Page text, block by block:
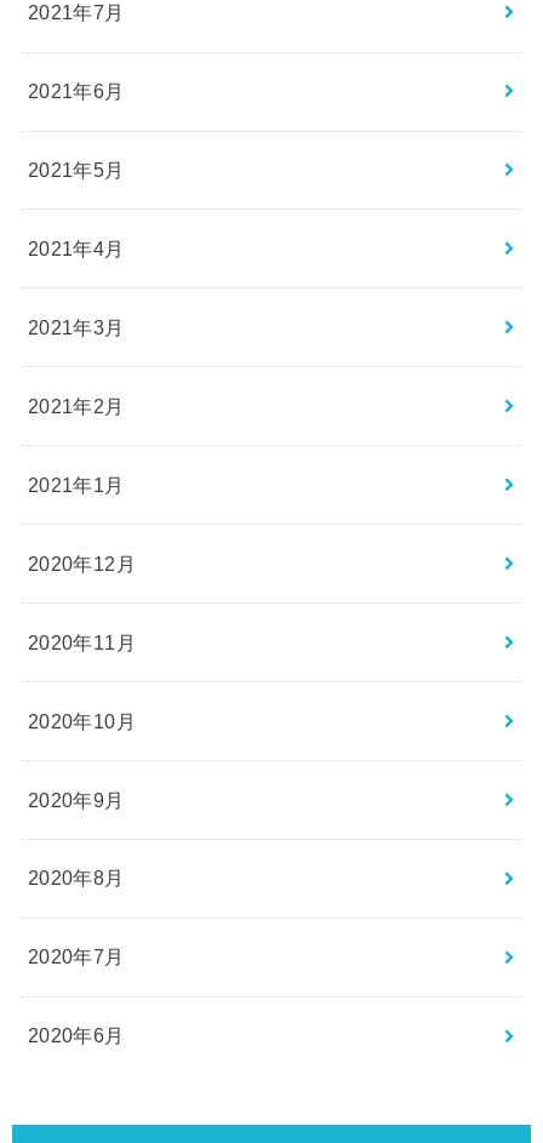
2021年7月
2021年6月
2021年5月
2021年4月
2021年3月
2021年2月
2021年1月
2020年12月
2020年11月
2020年10月
2020年9月
2020年8月
2020年7月
2020年6月